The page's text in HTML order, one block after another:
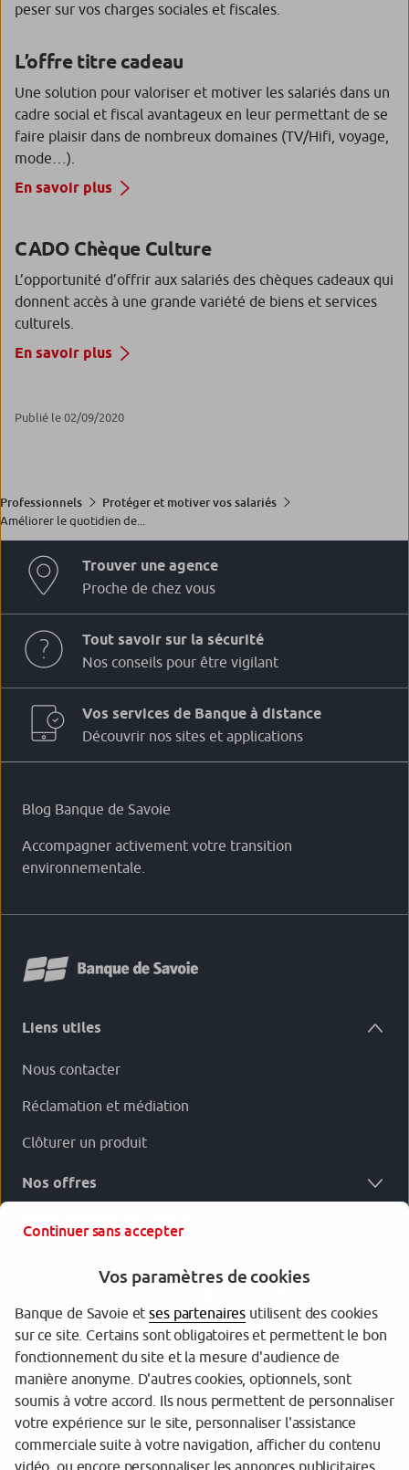
peser sur vos charges sociales et fiscales.
L’offre titre cadeau
Une solution pour valoriser et motiver les salariés dans un
cadre social et fiscal avantageux en leur permettant de se
faire plaisir dans de nombreux domaines (TV/Hifi, voyage,
mode…).
En savoir plus
CADO Chèque Culture
L’opportunité d’offrir aux salariés des chèques cadeaux qui
donnent accès à une grande variété de biens et services
culturels.
En savoir plus
Publié le 02/09/2020
Professionnels
Protéger et motiver vos salariés
Améliorer le quotidien de...
Trouver une agence
Proche de chez vous
Tout savoir sur la sécurité
Nos conseils pour être vigilant
Vos services de Banque à distance
Découvrir nos sites et applications
Blog Banque de Savoie
Accompagner activement votre transition
environnementale.
Liens utiles
Nous contacter
Réclamation et médiation
Clôturer un produit
Nos offres
Garantie des dépôts
Protection des données personnelles
Politique cookies
Continuer sans accepter
Vos paramètres de cookies
Banque de Savoie etses partenaires utilisent des cookies
sur ce site. Certains sont obligatoires et permettent le bon
fonctionnement du site et la mesure d'audience de
manière anonyme. D'autres cookies, optionnels, sont
soumis à votre accord. Ils nous permettent de personnaliser
votre expérience sur le site, personnaliser l'assistance
commerciale suite à votre navigation, afficher du contenu
vidéo, ou encore personnaliser les annonces publicitaires